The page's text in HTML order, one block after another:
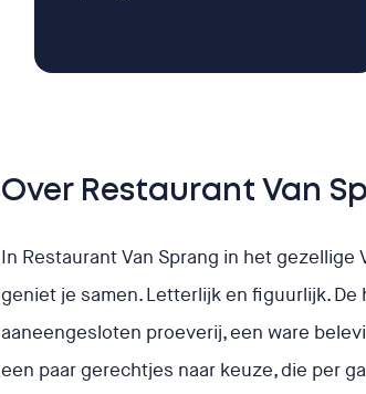
Over Restaurant Van
In Restaurant Van Sprang in het gezellige
geniet je samen. Letterlijk en figuurlijk. De
aaneengesloten proeverij, een ware
een paar gerechtjes naar keuze, die per